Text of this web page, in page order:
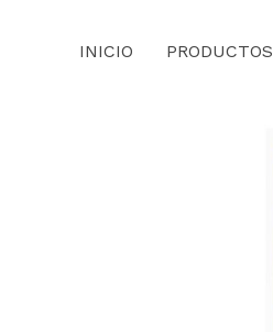
INICIO PRODUCTOS